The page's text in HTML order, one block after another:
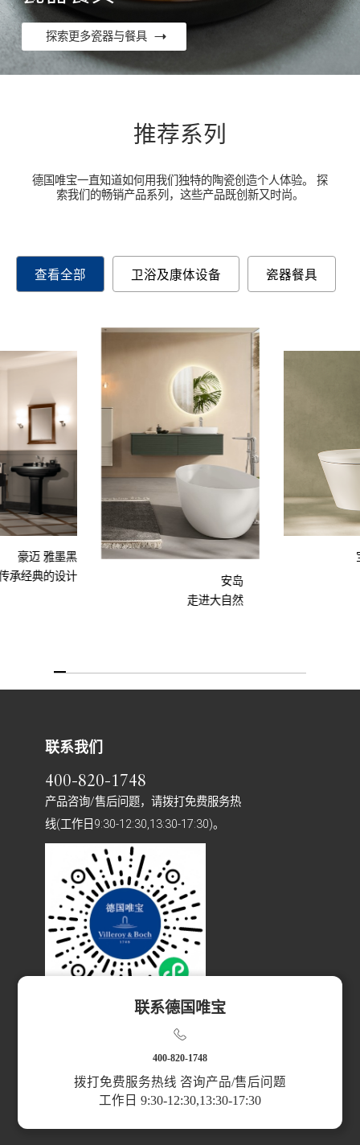
探索更多瓷器与餐具
推荐系列
德国唯宝一直知道如何用我们独特的陶瓷创造个人体验。 探
索我们的畅销产品系列，这些产品既创新又时尚。
查看全部 卫浴及康体设备 瓷器餐具
豪迈 雅墨黑
承经典的设计
安岛
走进大自然
联系我们
400-820-1748
产品咨询/售后问题，请拨打免费服务热
线(工作日9:30-12:30,13:30-17:30)。
联系德国唯宝
400-820-1748
拨打免费服务热线 咨询产品/售后问题
工作日 9:30-12:30,13:30-17:30